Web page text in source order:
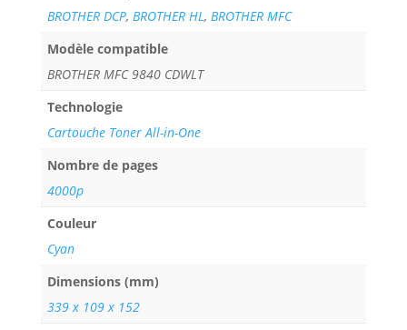
BROTHER DCP, BROTHER HL, BROTHER MFC
Modèle compatible
BROTHER MFC 9840 CDWLT
Technologie
Cartouche Toner All-in-One
Nombre de pages
4000p
Couleur
Cyan
Dimensions (mm)
339 x 109 x 152